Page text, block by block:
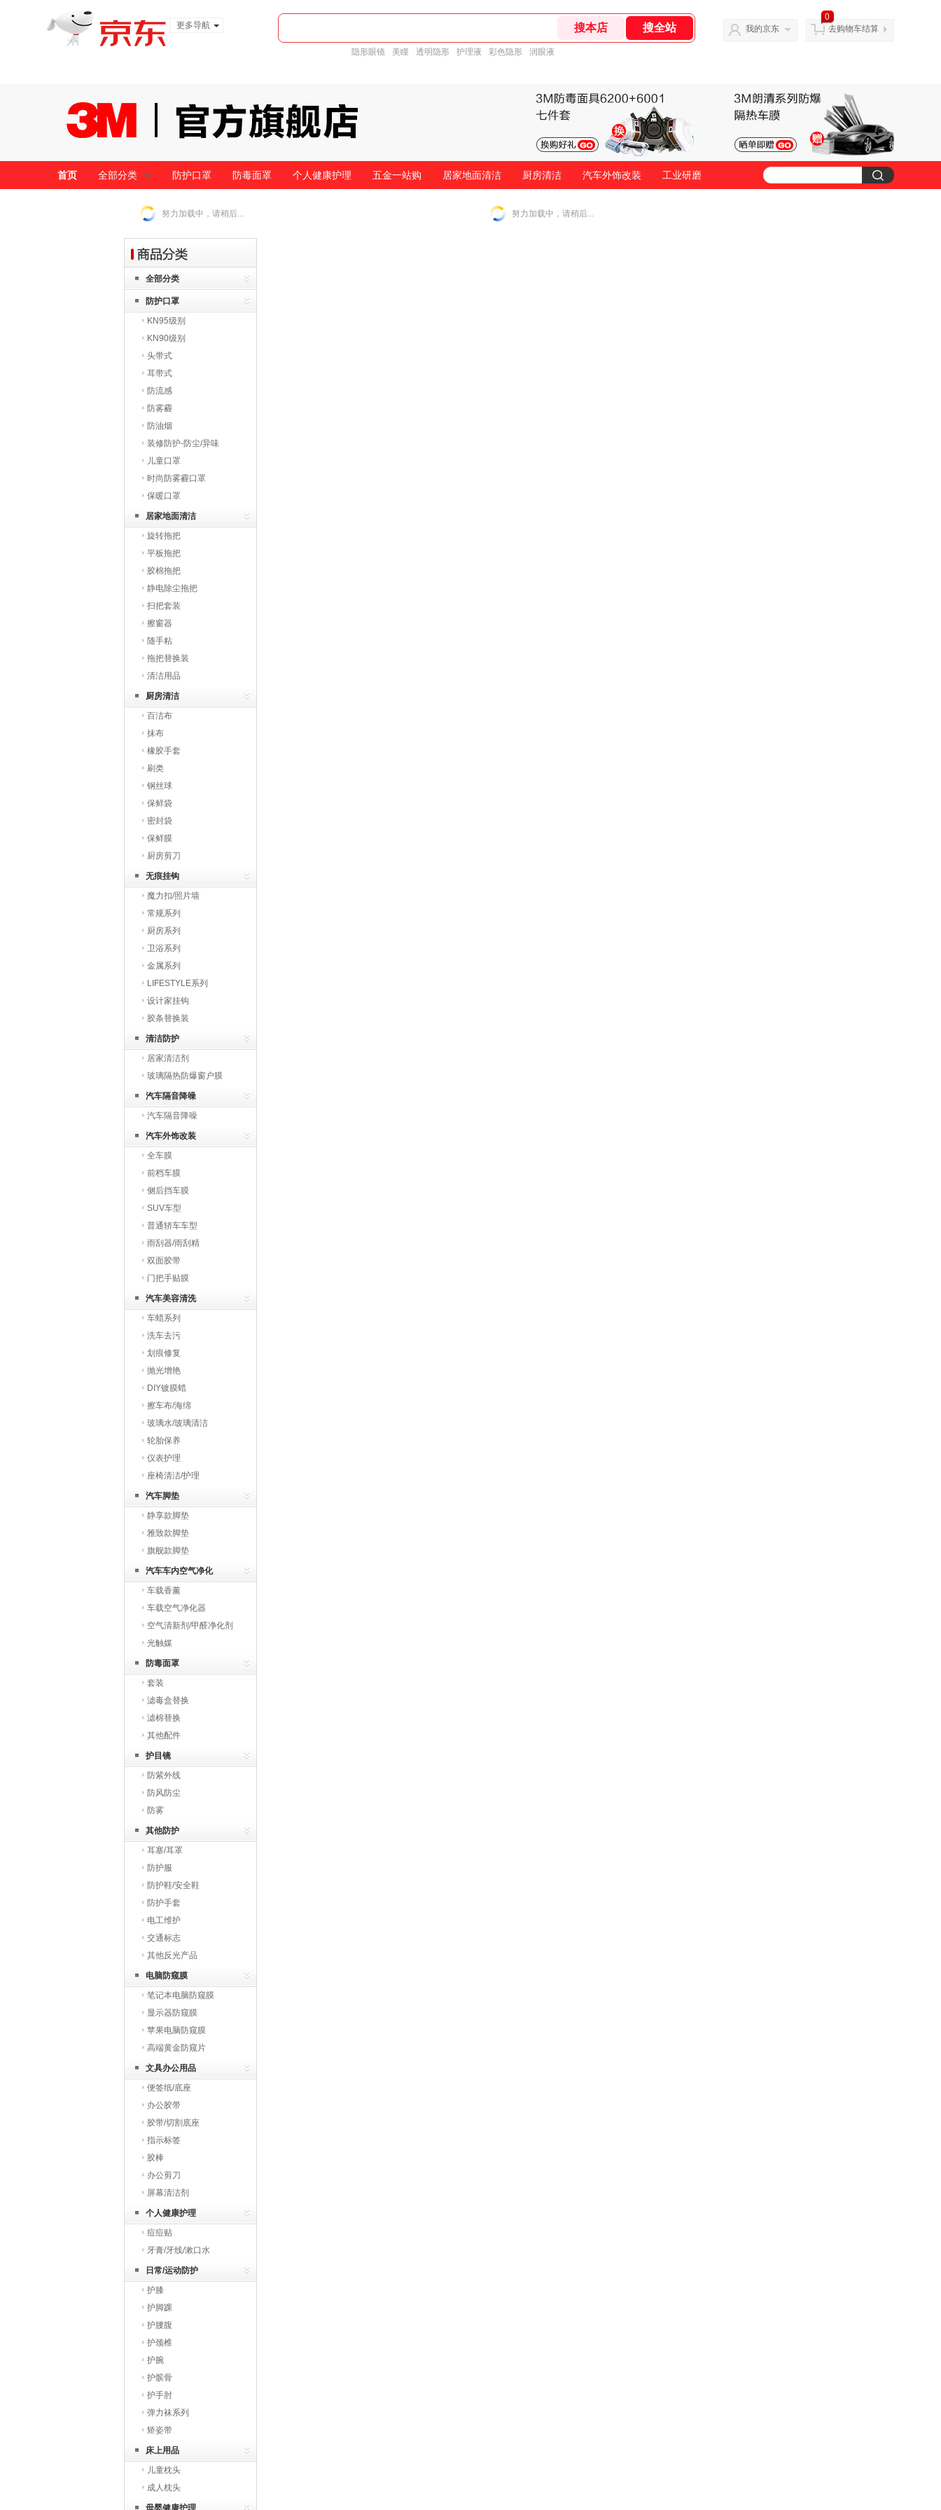
更多导航
隐形眼镜 美瞳 透明隐形 护理液 彩色隐形 润眼液
我的京东
0
去购物车结算
首页 全部分类 防护口罩 防毒面罩 个人健康护理 五金一站购 居家地面清洁 厨房清洁 汽车外饰改装 工业研磨
努力加载中，请稍后...
全部分类
防护口罩
KN95级别
KN90级别
头带式
耳带式
防流感
防雾霾
防油烟
装修防护-防尘/异味
儿童口罩
时尚防雾霾口罩
保暖口罩
居家地面清洁
旋转拖把
平板拖把
胶棉拖把
静电除尘拖把
扫把套装
擦窗器
随手粘
拖把替换装
清洁用品
厨房清洁
百洁布
抹布
橡胶手套
刷类
钢丝球
保鲜袋
密封袋
保鲜膜
厨房剪刀
无痕挂钩
魔力扣/照片墙
常规系列
厨房系列
卫浴系列
金属系列
LIFESTYLE系列
设计家挂钩
胶条替换装
清洁防护
居家清洁剂
玻璃隔热防爆窗户膜
汽车隔音降噪
汽车隔音降噪
汽车外饰改装
全车膜
前档车膜
侧后挡车膜
SUV车型
普通轿车车型
雨刮器/雨刮精
双面胶带
门把手贴膜
汽车美容清洗
车蜡系列
洗车去污
划痕修复
抛光增艳
DIY镀膜蜡
擦车布/海绵
玻璃水/玻璃清洁
轮胎保养
仪表护理
座椅清洁/护理
汽车脚垫
静享款脚垫
雅致款脚垫
旗舰款脚垫
汽车车内空气净化
车载香薰
车载空气净化器
空气清新剂/甲醛净化剂
光触媒
防毒面罩
套装
滤毒盒替换
滤棉替换
其他配件
护目镜
防紫外线
防风防尘
防雾
其他防护
耳塞/耳罩
防护服
防护鞋/安全鞋
防护手套
电工维护
交通标志
其他反光产品
电脑防窥膜
笔记本电脑防窥膜
显示器防窥膜
苹果电脑防窥膜
高端黄金防窥片
文具办公用品
便签纸/底座
办公胶带
胶带/切割底座
指示标签
胶棒
办公剪刀
屏幕清洁剂
个人健康护理
痘痘贴
牙膏/牙线/漱口水
日常/运动防护
护膝
护脚踝
护腰腹
护颈椎
护腕
护髌骨
护手肘
弹力袜系列
矫姿带
床上用品
儿童枕头
成人枕头
母婴健康护理
努力加载中，请稍后...